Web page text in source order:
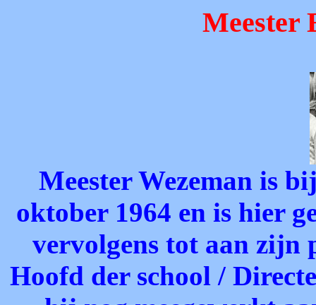
Meester
Meester Wezeman is
oktober 1964 en is hier
vervolgens tot aan zijn
Hoofd der school /